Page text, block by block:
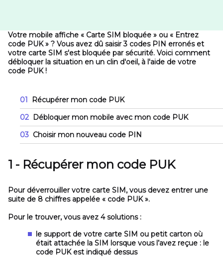
Votre mobile affiche « Carte SIM bloquée » ou « Entrez
code PUK » ? Vous avez dû saisir 3 codes PIN erronés et
votre carte SIM s'est bloquée par sécurité. Voici comment
débloquer la situation en un clin d'oeil, à l'aide de votre
code PUK !
01
Récupérer mon code PUK
02 Débloquer mon mobile avec mon code PUK
03 Choisir mon nouveau code PIN
1 - Récupérer mon code PUK
Pour déverrouiller votre carte SIM, vous devez entrer une
suite de 8 chiffres appelée « code PUK ».
Pour le trouver, vous avez 4 solutions :
le support de votre carte SIM ou petit carton où
était attachée la SIM lorsque vous l’avez reçue : le
code PUK est indiqué dessus